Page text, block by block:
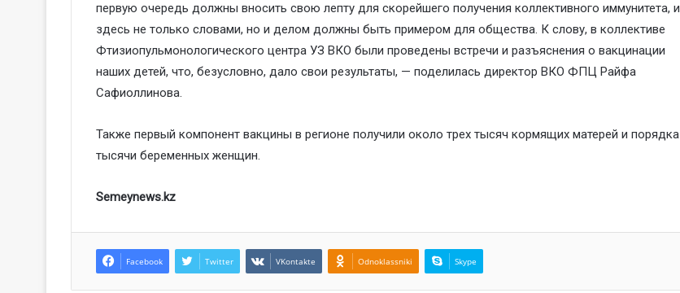
первую очередь должны вносить свою лепту для скорейшего получения коллективного иммунитета, и
здесь не только словами, но и делом должны быть примером для общества. К слову, в коллективе
Фтизиопульмонологического центра УЗ ВКО были проведены встречи и разъяснения о вакцинации
наших детей, что, безусловно, дало свои результаты, — поделилась директор ВКО ФПЦ Райфа
Сафиоллинова.
Также первый компонент вакцины в регионе получили около трех тысяч кормящих матерей и порядка
тысячи беременных женщин.
Semeynews.kz
Facebook Twitter VKontakte Odnoklassniki Skype